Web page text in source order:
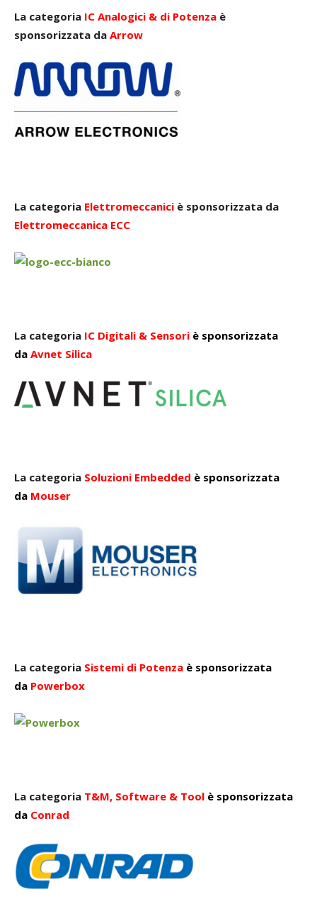
La categoria IC Analogici & di Potenza è
sponsorizzata da Arrow
La categoria Elettromeccanici è sponsorizzata da
Elettromeccanica ECC
La categoria IC Digitali & Sensori è sponsorizzata
da Avnet Silica
La categoria Soluzioni Embedded è sponsorizzata
da Mouser
La categoria Sistemi di Potenza è sponsorizzata
da Powerbox
La categoria T&M, Software & Tool è sponsorizzata
da Conrad